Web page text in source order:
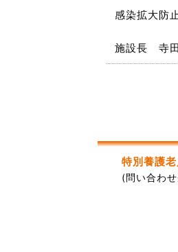
感染拡大防
施設長 寺田
特別養護
(問い合わ